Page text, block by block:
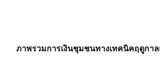
ภาพรวมการเงินชุมชนทางเทคนิคฤดูกาล